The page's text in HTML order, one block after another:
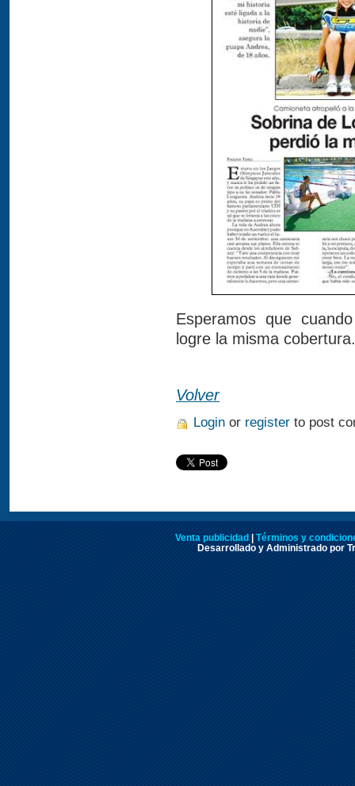
Esperamos que
logre la misma cobertura.
Volver
Login or register to post
Venta publicidad
Términos y
Desarrollado y Administrado por